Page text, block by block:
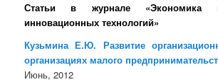
Статьи в журнале «Экономика
инновационных технологий»
Кузьмина Е.Ю. Развитие
организациях малого
Июнь, 2012